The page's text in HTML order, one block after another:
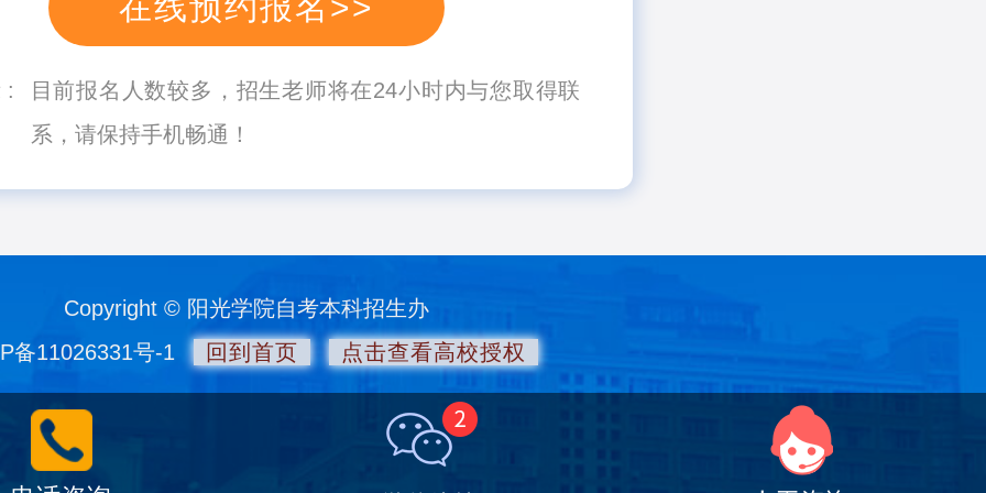
目前报名人数较多，招生老师将在24小时内与您取得联
系，请保持手机畅通！
Copyright © 阳光学院自考本科招生办
备11026331号-1
回到首页 点击查看高校授权